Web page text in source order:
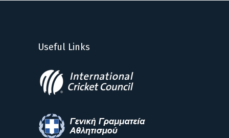
Useful Links